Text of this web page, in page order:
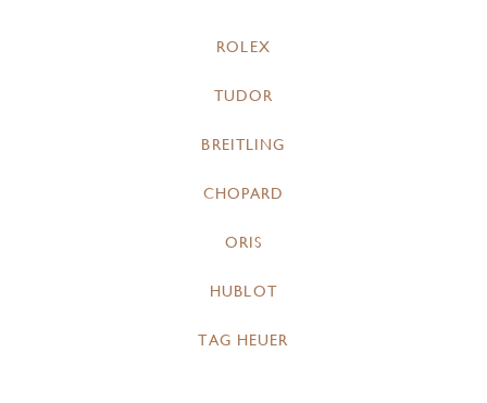
ROLEX
TUDOR
BREITLING
CHOPARD
ORIS
HUBLOT
TAG HEUER